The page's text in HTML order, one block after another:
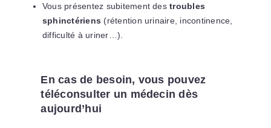
Vous présentez subitement destroubles
sphinctériens (rétention urinaire, incontinence,
difficulté à uriner…).
En cas de besoin, vous pouvez
téléconsulter un médecin dès
aujourd’hui